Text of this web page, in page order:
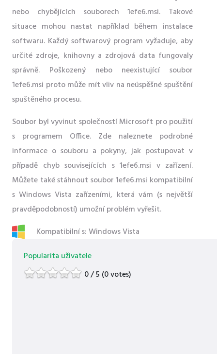
nebo chybějících souborech 1efe6.msi. Takové
situace mohou nastat například během instalace
softwaru. Každý softwarový program vyžaduje, aby
určité zdroje, knihovny a zdrojová data fungovaly
správně. Poškozený nebo neexistující soubor
1efe6.msi proto může mít vliv na neúspěšné spuštění
spuštěného procesu.
Soubor byl vyvinut společností Microsoft pro použití
s ​​programem Office. Zde naleznete podrobné
informace o souboru a pokyny, jak postupovat v
případě chyb souvisejících s 1efe6.msi v zařízení.
Můžete také stáhnout soubor 1efe6.msi kompatibilní
s Windows Vista zařízeními, která vám (s největší
pravděpodobností) umožní problém vyřešit.
Kompatibilní s: Windows Vista
Popularita uživatele
0 / 5 (0 votes)